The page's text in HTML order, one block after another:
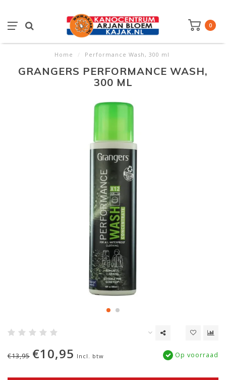
0
Home / Performance Wash, 300 ml
GRANGERS PERFORMANCE WASH,
300 ML
€13,95 €10,95 Incl. btw Op voorraad